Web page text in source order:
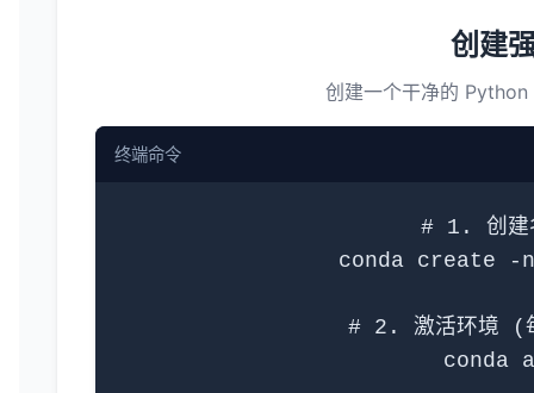
创建
创建一个干净的 Python
终端命令
# 1. 创建
conda create -
# 2. 激活环境 (每
conda